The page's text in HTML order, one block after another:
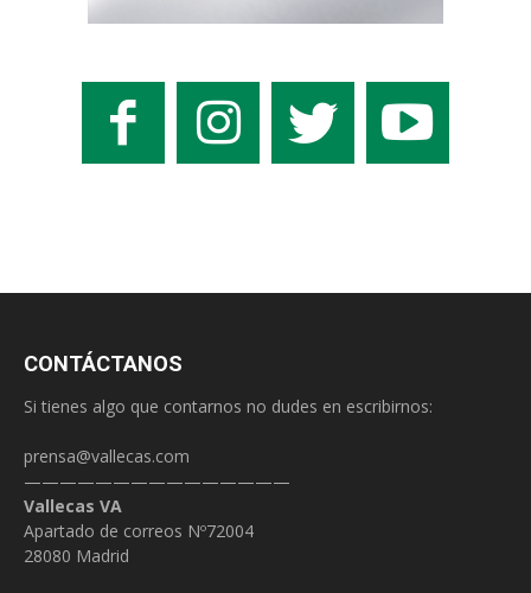
CONTÁCTANOS
Si tienes algo que contarnos no dudes en escribirnos:
prensa@vallecas.com
———————————————
Vallecas VA
Apartado de correos Nº72004
28080 Madrid